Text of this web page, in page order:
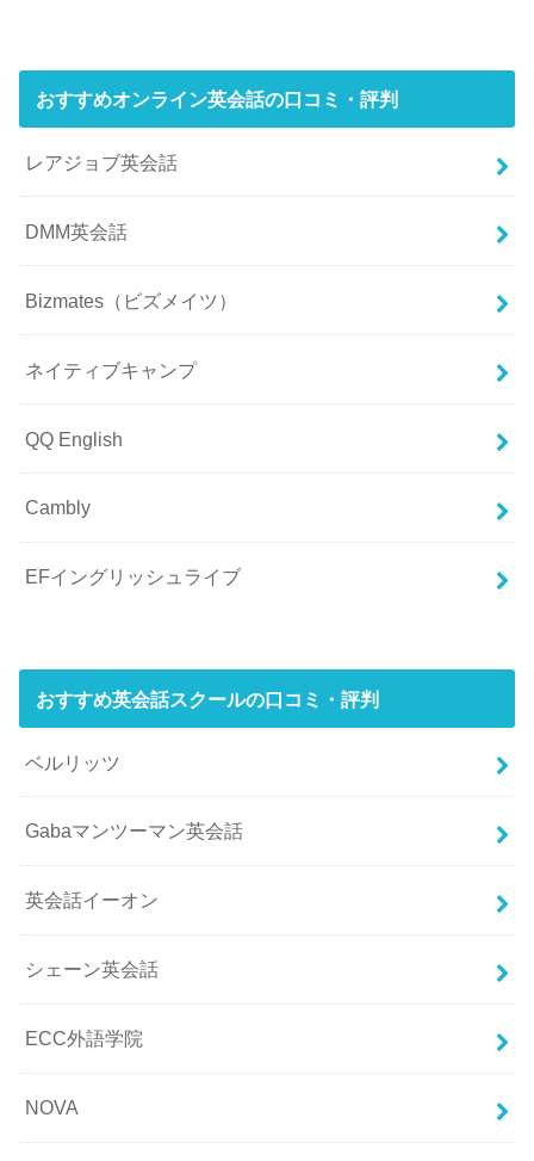
おすすめオンライン英会話の口コミ・評判
レアジョブ英会話
DMM英会話
Bizmates（ビズメイツ）
ネイティブキャンプ
QQ English
Cambly
EFイングリッシュライブ
おすすめ英会話スクールの口コミ・評判
ベルリッツ
Gabaマンツーマン英会話
英会話イーオン
シェーン英会話
ECC外語学院
NOVA